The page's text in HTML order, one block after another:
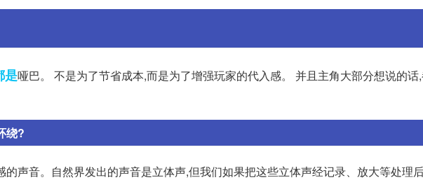
是哑巴。 不是为了节省成本,而是为了增强玩家的代入感。 并且主角大部分想说的话,
绕?
声音。自然界发出的声音是立体声,但我们如果把这些立体声经记录、放大等处理